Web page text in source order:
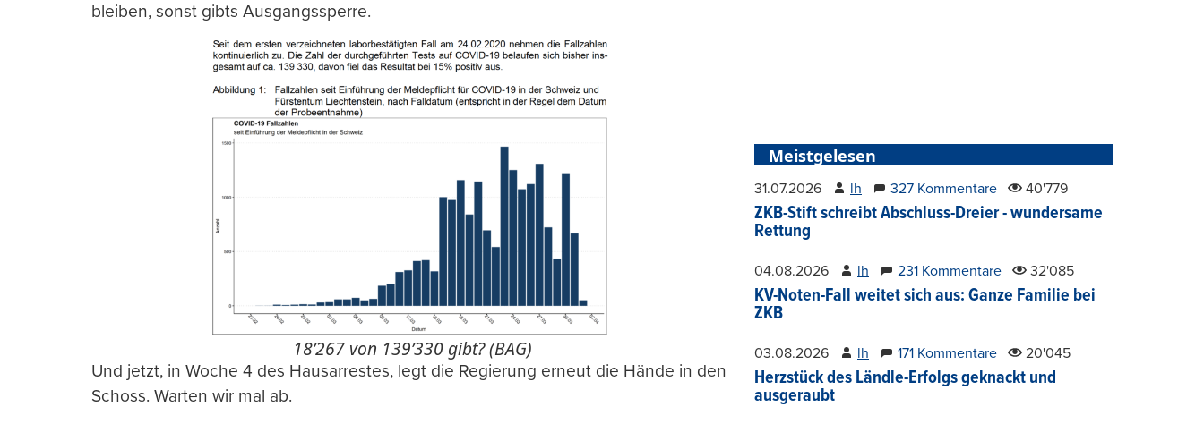
bleiben, sonst gibts Ausgangssperre.
18’267 von 139’330 gibt? (BAG)
Und jetzt, in Woche 4 des Hausarrestes, legt die Regierung erneut die Hände in den
Schoss. Warten wir mal ab.
Meistgelesen
31.07.2026 lh 327 Kommentare 40'779
ZKB-Stift schreibt Abschluss-Dreier - wundersame
Rettung
04.08.2026 lh 231 Kommentare 32'085
KV-Noten-Fall weitet sich aus: Ganze Familie bei
ZKB
03.08.2026 lh 171 Kommentare 20'045
Herzstück des Ländle-Erfolgs geknackt und
ausgeraubt